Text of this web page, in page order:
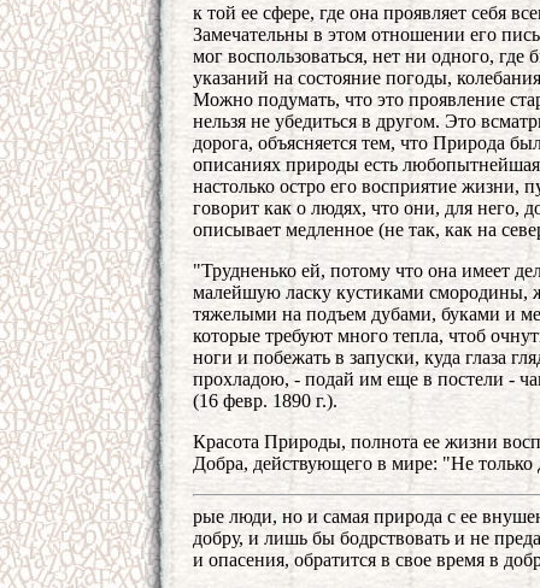
к той ее сфере, где она проявляет себя
Замечательны в этом отношении его
мог воспользоваться, нет ни одного,
указаний на состояние погоды,
Можно подумать, что это проявление
нельзя не убедиться в другом. Это
дорога, объясняется тем, что Природа
описаниях природы есть любопытнейшая
настолько остро его восприятие жизни,
говорит как о людях, что они, для него,
описывает медленное (не так, как на
"Трудненько ей, потому что она имеет
малейшую ласку кустиками смородины,
тяжелыми на подъем дубами, буками и
которые требуют много тепла, чтоб
ноги и побежать в запуски, куда глаза
прохладою, - подай им еще в постели -
(16 февр. 1890 г.).
Красота Природы, полнота ее жизни
Добра, действующего в мире: "Не
рые люди, но и самая природа с ее
добру, и лишь бы бодрствовать и не
и опасения, обратится в свое время в